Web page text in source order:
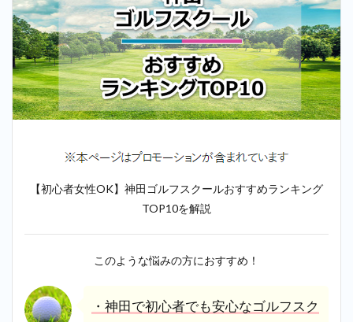
【初心者女性OK】神田ゴルフスクールおすすめランキング
TOP10を解説
このような悩みの方におすすめ！
・神田で初心者でも安心なゴルフスク